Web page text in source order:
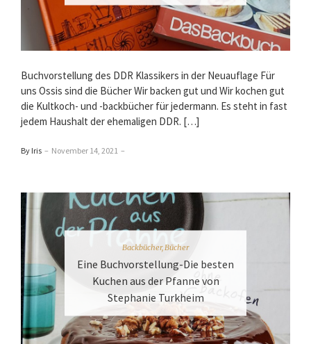
Buchvorstellung des DDR Klassikers in der Neuauflage Für
uns Ossis sind die Bücher Wir backen gut und Wir kochen gut
die Kultkoch- und -backbücher für jedermann. Es steht in fast
jedem Haushalt der ehemaligen DDR. […]
By Iris – November 14, 2021 –
Backbücher, Bücher
Eine Buchvorstellung-Die besten
Kuchen aus der Pfanne von
Stephanie Turkheim